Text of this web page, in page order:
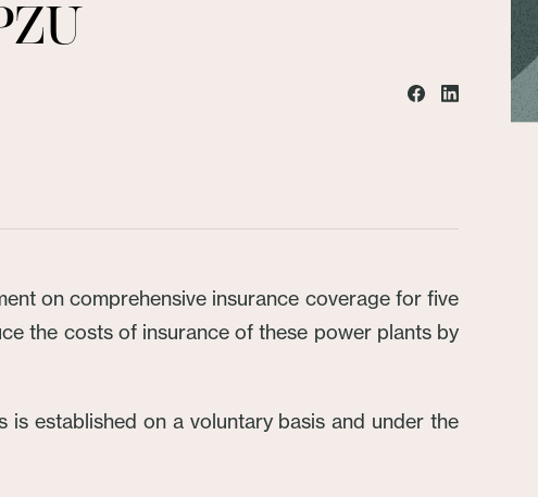
on comprehensive insurance coverage for five
the costs of insurance of these power plants by
is established on a voluntary basis and under the